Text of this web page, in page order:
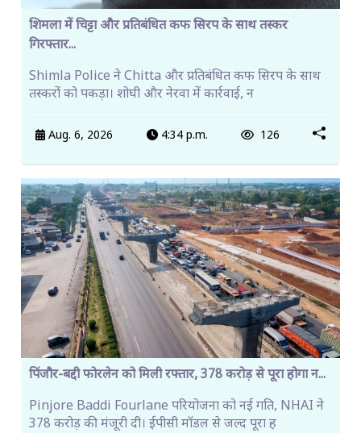
शिमला में चिट्टा और प्रतिबंधित कफ सिरप के साथ तस्कर
गिरफ्तार...
Shimla Police ने Chitta और प्रतिबंधित कफ सिरप के साथ
तस्करों को पकड़ा। शोघी और नेरवा में कार्रवाई, न
Aug. 6, 2026 4:34 p.m. 126
पिंजौर-बद्दी फोरलेन को मिली रफ्तार, 378 करोड़ से पूरा होगा न...
Pinjore Baddi Fourlane परियोजना को नई गति, NHAI ने
378 करोड़ की मंजूरी दी। ईपीसी मॉडल से जल्द पूरा ह